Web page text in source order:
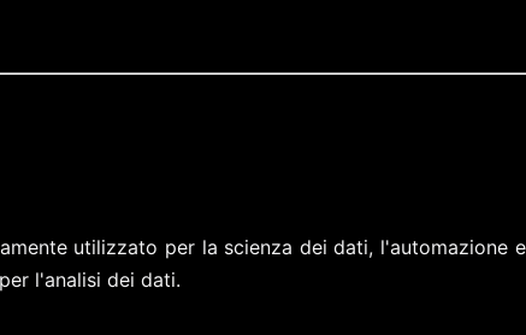
utilizzato per la scienza dei dati, l'automazione
l'analisi dei dati.